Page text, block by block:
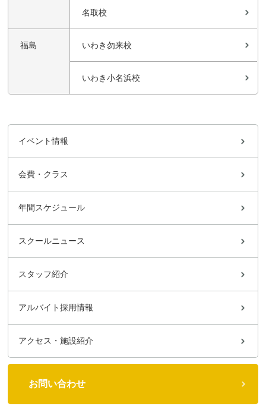
名取校
福島 いわき勿来校
いわき小名浜校
イベント情報
会費・クラス
年間スケジュール
スクールニュース
スタッフ紹介
アルバイト採用情報
アクセス・施設紹介
お問い合わせ